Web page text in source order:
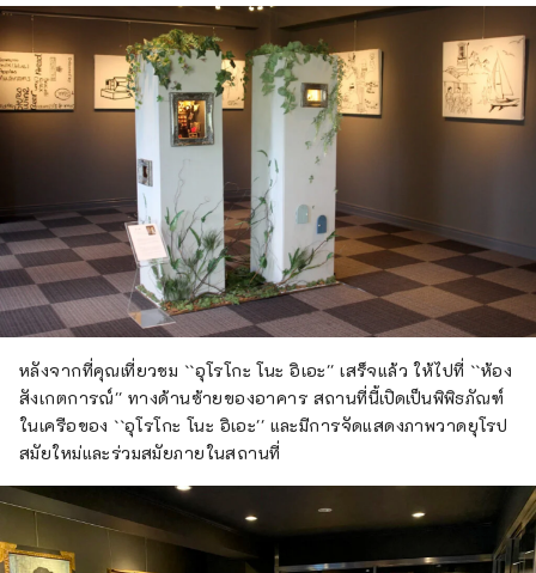
หลังจากที่คุณเที่ยวชม ``อุโรโกะ โนะ อิเอะ'' เสร็จแล้ว ให้ไปที่ ``ห้อง
สังเกตการณ์'' ทางด้านซ้ายของอาคาร สถานที่นี้เปิดเป็นพิพิธภัณฑ์
ในเครือของ ``อุโรโกะ โนะ อิเอะ'' และมีการจัดแสดงภาพวาดยุโรป
สมัยใหม่และร่วมสมัยภายในสถานที่